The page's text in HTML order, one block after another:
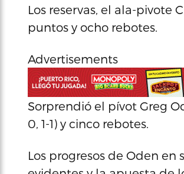
Los reservas, el ala-pivote
puntos y ocho rebotes.
Advertisements
Sorprendió el pívot Greg
0, 1-1) y cinco rebotes.
Los progresos de Oden